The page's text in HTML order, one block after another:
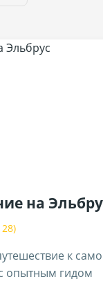
на
к
опытным гидом